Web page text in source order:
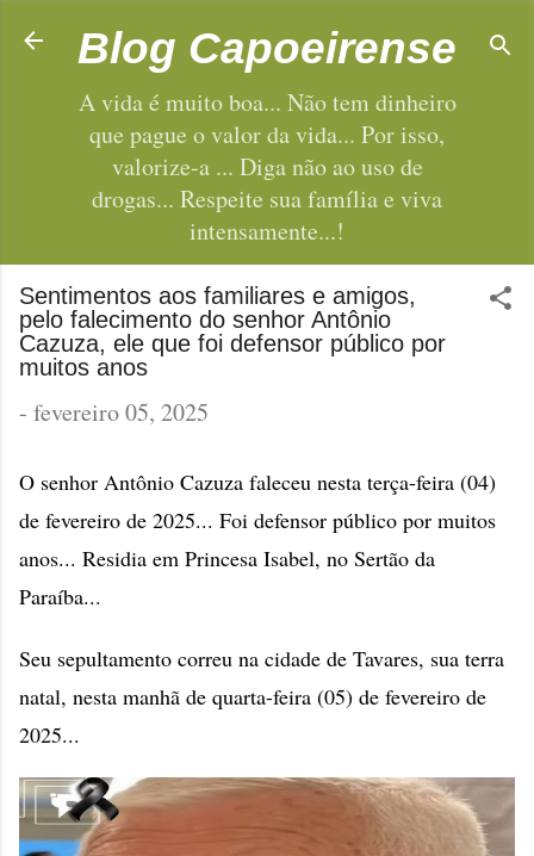
Pular para o conteúdo principal
Blog Capoeirense
A vida é muito boa... Não tem dinheiro
que pague o valor da vida... Por isso,
valorize-a ... Diga não ao uso de
drogas... Respeite sua família e viva
intensamente...!
Sentimentos aos familiares e amigos,
pelo falecimento do senhor Antônio
Cazuza, ele que foi defensor público por
muitos anos
- fevereiro 05, 2025
O senhor Antônio Cazuza faleceu nesta terça-feira (04)
de fevereiro de 2025... Foi defensor público por muitos
anos... Residia em Princesa Isabel, no Sertão da
Paraíba...
Seu sepultamento correu na cidade de Tavares, sua terra
natal, nesta manhã de quarta-feira (05) de fevereiro de
2025...